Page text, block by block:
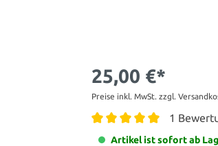
25,00 €*
Preise inkl. MwSt. zzgl.
1
Artikel ist sofort ab